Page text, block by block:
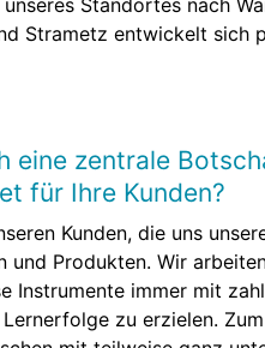
Standortes nach
Strametz entwickelt sich
eine zentrale
für Ihre Kunden?
Kunden, die uns
und Produkten. Wir
Instrumente immer mit
zu erzielen.